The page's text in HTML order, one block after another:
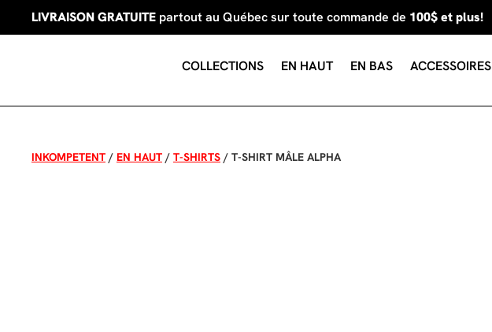
LIVRAISON GRATUITE partout au Québec sur toute commande de 100$ et plus!
COLLECTIONS EN HAUT EN BAS ACCESSOIRES
INKOMPETENT / EN HAUT / T-SHIRTS / T-SHIRT MÂLE ALPHA